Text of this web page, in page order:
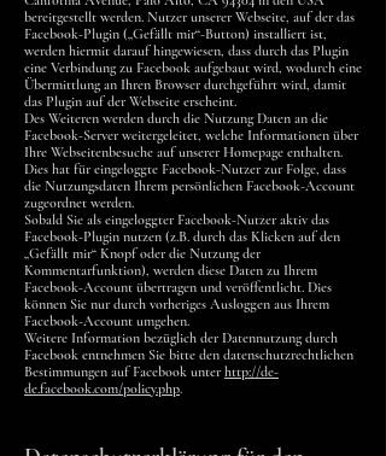
bereitgestellt werden. Nutzer unserer Webseite, auf der das
Facebook-Plugin („Gefällt mir“-Button) installiert ist,
werden hiermit darauf hingewiesen, dass durch das Plugin
eine Verbindung zu Facebook aufgebaut wird, wodurch eine
Übermittlung an Ihren Browser durchgeführt wird, damit
das Plugin auf der Webseite erscheint.
Des Weiteren werden durch die Nutzung Daten an die
Facebook-Server weitergeleitet, welche Informationen über
Ihre Webseitenbesuche auf unserer Homepage enthalten.
Dies hat für eingeloggte Facebook-Nutzer zur Folge, dass
die Nutzungsdaten Ihrem persönlichen Facebook-Account
zugeordnet werden.
Sobald Sie als eingeloggter Facebook-Nutzer aktiv das
Facebook-Plugin nutzen (z.B. durch das Klicken auf den
„Gefällt mir“ Knopf oder die Nutzung der
Kommentarfunktion), werden diese Daten zu Ihrem
Facebook-Account übertragen und veröffentlicht. Dies
können Sie nur durch vorheriges Ausloggen aus Ihrem
Facebook-Account umgehen.
Weitere Information bezüglich der Datennutzung durch
Facebook entnehmen Sie bitte den datenschutzrechtlichen
Bestimmungen auf Facebook unterhttp://de-
de.facebook.com/policy.php.